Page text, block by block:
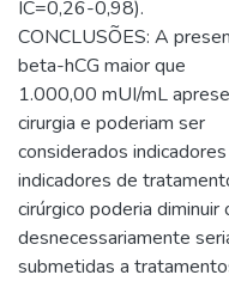
IC=0,26-0,98).
CONCLUSÕES: A
beta-hCG maior que
1.000,00 mUI/mL
cirurgia e poderiam ser
considerados
indicadores de
cirúrgico poderia
desnecessariamente
submetidas a